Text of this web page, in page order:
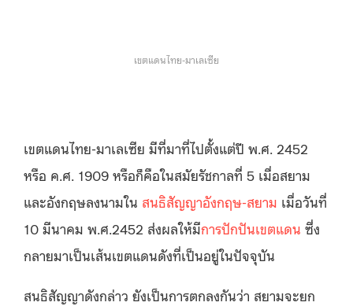
เขตแดนไทย-มาเลเซีย
เขตแดนไทย-มาเลเซีย มีที่มาที่ไปตั้งแต่ปี พ.ศ. 2452
หรือ ค.ศ. 1909 หรือก็คือในสมัยรัชกาลที่ 5 เมื่อสยาม
และอังกฤษลงนามใน สนธิสัญญาอังกฤษ-สยาม เมื่อวันที่
10 มีนาคม พ.ศ.2452 ส่งผลให้มีการปักปันเขตแดน ซึ่ง
กลายมาเป็นเส้นเขตแดนดังที่เป็นอยู่ในปัจจุบัน
สนธิสัญญาดังกล่าว ยังเป็นการตกลงกันว่า สยามจะยก